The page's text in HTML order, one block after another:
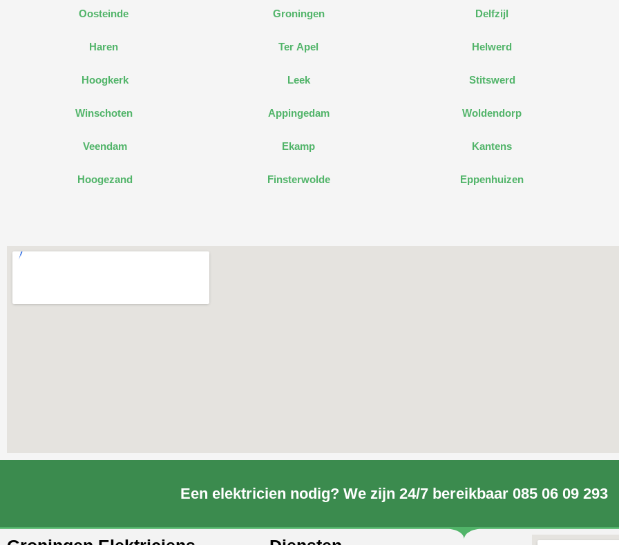
Oosteinde
Haren
Hoogkerk
Winschoten
Veendam
Hoogezand
Groningen
Ter Apel
Leek
Appingedam
Ekamp
Finsterwolde
Delfzijl
Helwerd
Stitswerd
Woldendorp
Kantens
Eppenhuizen
Een elektricien nodig? We zijn 24/7 bereikbaar 085 06 09 293